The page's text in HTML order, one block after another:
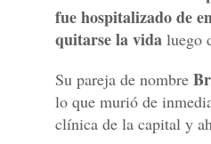
fue hospitalizado de
quitarse la vida luego
Su pareja de nombre
lo que murió de
clínica de la capital y